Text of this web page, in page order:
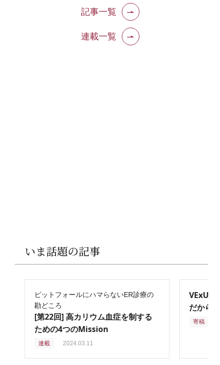
記事一覧
連載一覧
いま話題の記事
ピットフォールにハマらないER診療の
勘どころ
[第22回] 高カリウム血症を制する
ための4つのMission
連載 2024.03.11
VExUS
だから
寄稿